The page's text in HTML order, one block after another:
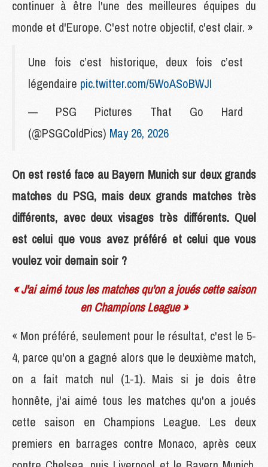
continuer à être l'une des meilleures équipes du
monde et d'Europe. C'est notre objectif, c'est clair. »
Une fois c’est historique, deux fois c’est
légendaire pic.twitter.com/5WoASoBWJI
— PSG Pictures That Go Hard
(@PSGColdPics) May 26, 2026
On est resté face au Bayern Munich sur deux grands
matches du PSG, mais deux grands matches très
différents, avec deux visages très différents. Quel
est celui que vous avez préféré et celui que vous
voulez voir demain soir ?
« J'ai aimé tous les matches qu'on a joués cette saison
en Champions League »
« Mon préféré, seulement pour le résultat, c'est le 5-
4, parce qu'on a gagné alors que le deuxième match,
on a fait match nul (1-1). Mais si je dois être
honnête, j'ai aimé tous les matches qu'on a joués
cette saison en Champions League. Les deux
premiers en barrages contre Monaco, après ceux